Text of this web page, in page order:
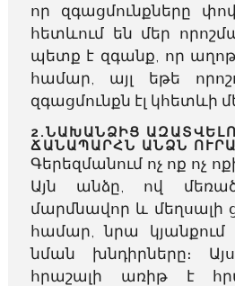
որ զգացմունքները
հետևում են մեր
պետք է զգանք, որ
համար, այլ եթե
զգացմունքն էլ կհետևի
2.ՆԱԽԱՆՁԻՑ
ՃԱՆԱՊԱՐՀՆ ԱՆՁՆ
Գերեզմանում ոչ ոք ոչ
Այն անձը, ով
մարմնավոր և մեղսալի
համար, նրա կյանքում
նման խնդիրները։
հրաշալի առիթ է